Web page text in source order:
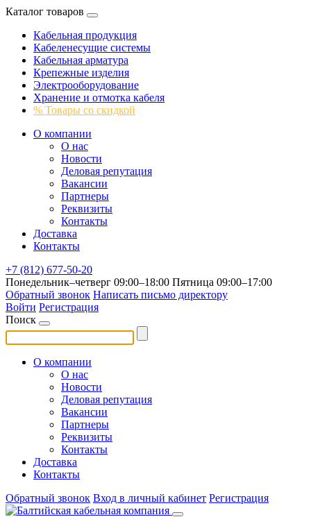
Каталог товаров
Кабельная продукция
Кабеленесущие системы
Кабельная арматура
Крепежные изделия
Электрооборудование
Хранение и отмотка кабеля
% Товары со скидкой
О компании
О нас
Новости
Деловая репутация
Вакансии
Партнеры
Реквизиты
Контакты
Доставка
Контакты
+7 (812) 677-50-20
Понедельник–четверг 09:00–18:00 Пятница 09:00–17:00
Обратный звонок Написать письмо директору
Войти Регистрация
Поиск
О компании
О нас
Новости
Деловая репутация
Вакансии
Партнеры
Реквизиты
Контакты
Доставка
Контакты
Обратный звонок Вход в личный кабинет Регистрация